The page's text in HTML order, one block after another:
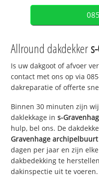
Allround dakdekker
Is uw dakgoot of afvoer
contact met ons op via
dakreparatie of offerte
Binnen 30 minuten zijn
daklekkage ins-
hulp, bel ons. De
Gravenhage archipelbuurt
dagen per jaar en zijn
dakbedekking te
dakinspectie uit te voeren.